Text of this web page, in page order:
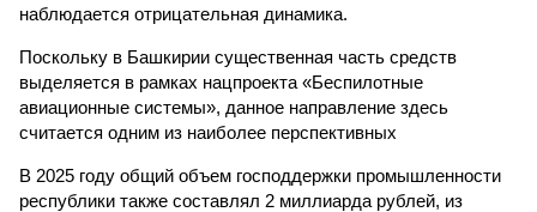
наблюдается отрицательная динамика.
Поскольку в Башкирии существенная часть средств
выделяется в рамках нацпроекта «Беспилотные
авиационные системы», данное направление здесь
считается одним из наиболее перспективных
В 2025 году общий объем господдержки промышленности
республики также составлял 2 миллиарда рублей, из